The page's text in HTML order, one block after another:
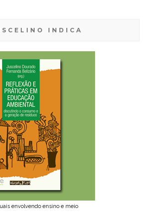
INDICA
envolvendo ensino e meio